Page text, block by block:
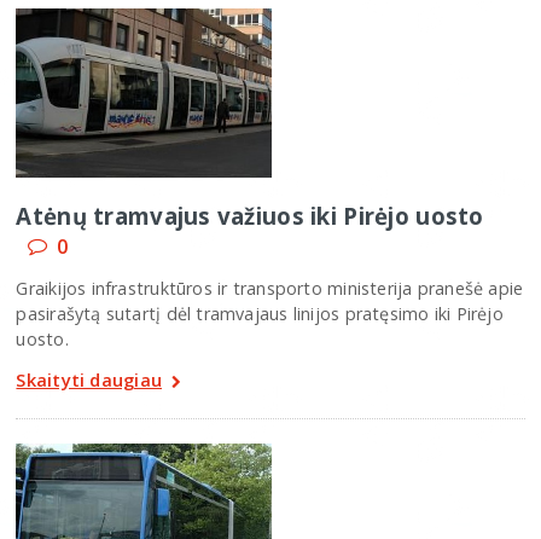
Atėnų tramvajus važiuos iki Pirėjo uosto
0
Graikijos infrastruktūros ir transporto ministerija pranešė apie
pasirašytą sutartį dėl tramvajaus linijos pratęsimo iki Pirėjo
uosto.
Skaityti daugiau